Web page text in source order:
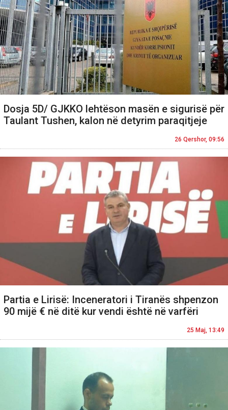
Dosja 5D/ GJKKO lehtëson masën e sigurisë për
Taulant Tushen, kalon në detyrim paraqitjeje
26 Qershor, 09:56
Partia e Lirisë: Inceneratori i Tiranës shpenzon
90 mijë € në ditë kur vendi është në varfëri
25 Maj, 13:49